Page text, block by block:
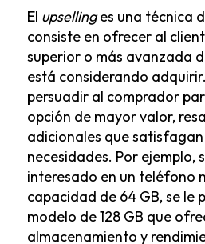
El upsellinges una técnica
consiste en ofrecer al
superior o más avanzada
está considerando
persuadir al comprador
opción de mayor valor,
adicionales que satisfagan
necesidades. Por ejemplo,
interesado en un teléfono
capacidad de 64 GB, se le
modelo de 128 GB que
almacenamiento y